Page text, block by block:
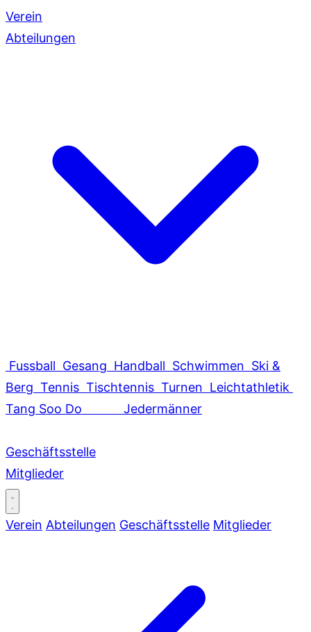
Verein
Abteilungen
Fussball Gesang Handball Schwimmen Ski &
Berg Tennis Tischtennis Turnen Leichtathletik
Tang Soo Do
Jedermänner
Geschäftsstelle
Mitglieder
Verein Abteilungen Geschäftsstelle Mitglieder